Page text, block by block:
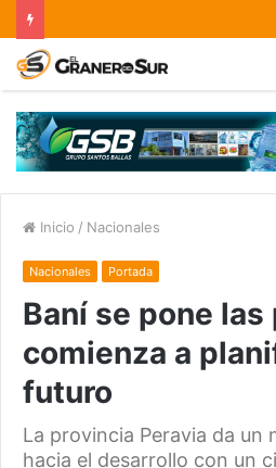
Inicio / Nacionales
Nacionales Portada
Baní se pone las
comienza a
futuro
La provincia Peravia da un
hacia el desarrollo con un